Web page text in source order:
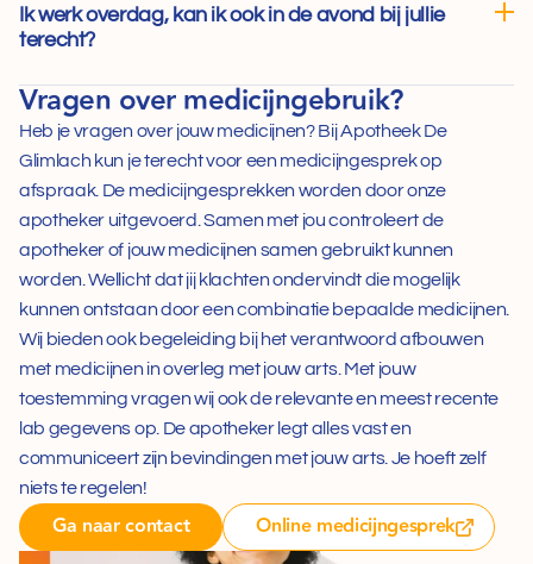
Ik werk overdag, kan ik ook in de avond bij jullie
terecht?
Vragen over medicijngebruik?
Heb je vragen over jouw medicijnen? Bij Apotheek De
Glimlach kun je terecht voor een medicijngesprek op
afspraak. De medicijngesprekken worden door onze
apotheker uitgevoerd. Samen met jou controleert de
apotheker of jouw medicijnen samen gebruikt kunnen
worden. Wellicht dat jij klachten ondervindt die mogelijk
kunnen ontstaan door een combinatie bepaalde medicijnen.
Wij bieden ook begeleiding bij het verantwoord afbouwen
met medicijnen in overleg met jouw arts. Met jouw
toestemming vragen wij ook de relevante en meest recente
lab gegevens op. De apotheker legt alles vast en
communiceert zijn bevindingen met jouw arts. Je hoeft zelf
niets te regelen!
Ga naar contact Online medicijngesprek